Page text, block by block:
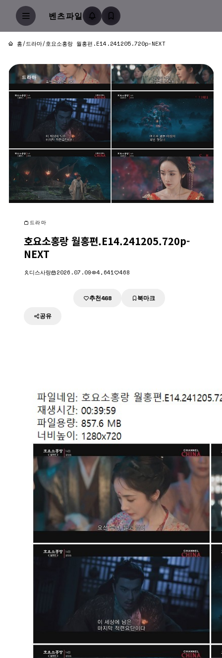
벤츠파일
홈/드라마/호요소홍랑 월홍편.E14.241205.720p-NEXT
드라마
드라마
호요소홍랑 월홍편.E14.241205.720p-
NEXT
디스사랑 2026.07.09 4,641 468
추천468 북마크
공유